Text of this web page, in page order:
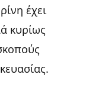
έχει
κυρίως